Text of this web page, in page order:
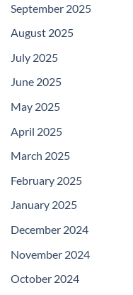
September 2025
August 2025
July 2025
June 2025
May 2025
April 2025
March 2025
February 2025
January 2025
December 2024
November 2024
October 2024